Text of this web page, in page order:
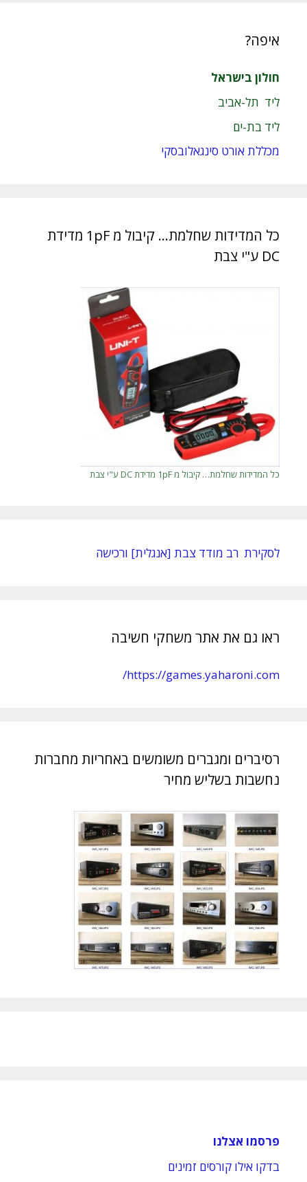
איפה?
חולון בישראל
ליד תל-אביב
ליד בת-ים
מכללת אורט סינגאלובסקי
כל המדידות שחלמת… קיבול מ 1pF מדידת
DC ע"י צבת
כל המדידות שחלמת… קיבול מ 1pF מדידת DC ע"י צבת
לסקירת רב מודד צבת [אנגלית] ורכישה
ראו גם את אתר משחקי חשיבה
https://games.yaharoni.com/
רסיברים ומגברים משומשים באחריות מחברות
נחשבות בשליש מחיר
פרסמו אצלנו
בדקו אילו קורסים זמינים